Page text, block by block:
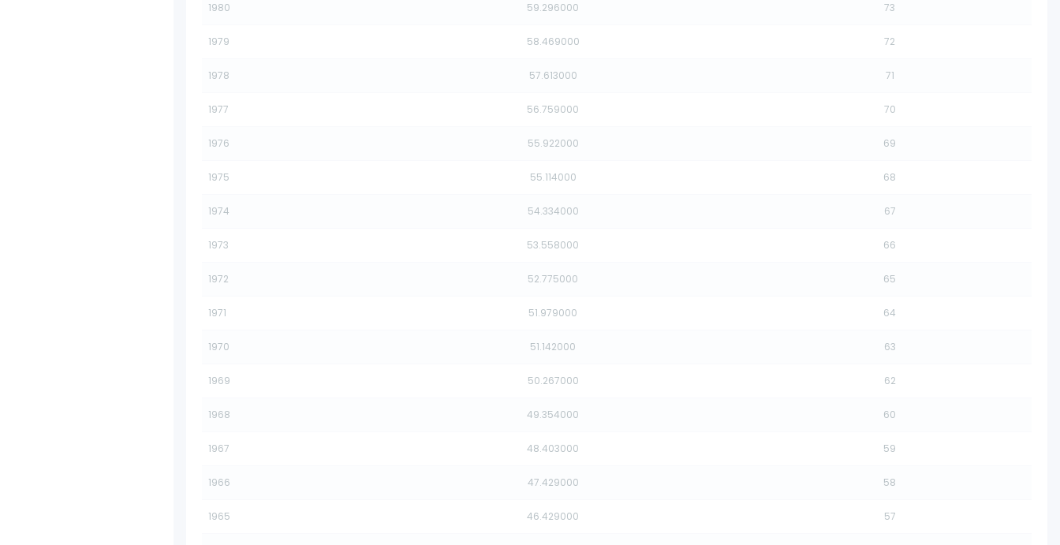
1980 59.296000 73
1979 58.469000 72
1978 57.613000 71
1977 56.759000 70
1976 55.922000 69
1975 55.114000 68
1974 54.334000 67
1973 53.558000 66
1972 52.775000 65
1971 51.979000 64
1970 51.142000 63
1969 50.267000 62
1968 49.354000 60
1967 48.403000 59
1966 47.429000 58
1965 46.429000 57